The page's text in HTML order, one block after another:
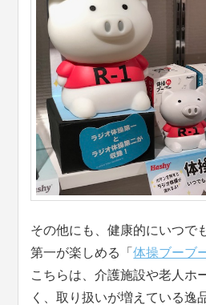
その他にも、健康的にいつで
第一が楽しめる「体操ブーブ
こちらは、介護施設や老人ホ
く、取り扱いが増えている逸